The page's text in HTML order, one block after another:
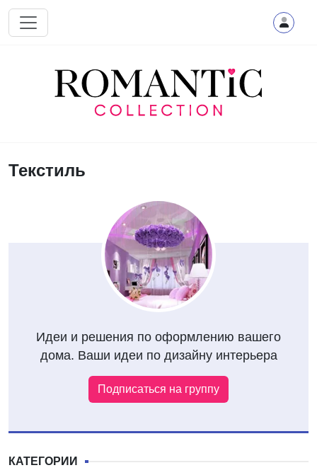
Перейти к основному содержанию
Текстиль
Идеи и решения по оформлению вашего
дома. Ваши идеи по дизайну интерьера
Подписаться на группу
КАТЕГОРИИ